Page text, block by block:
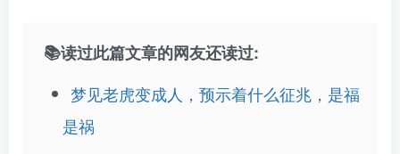
📚读过此篇文章的网友还读过:
梦见老虎变成人，预示着什么征兆，是福
是祸